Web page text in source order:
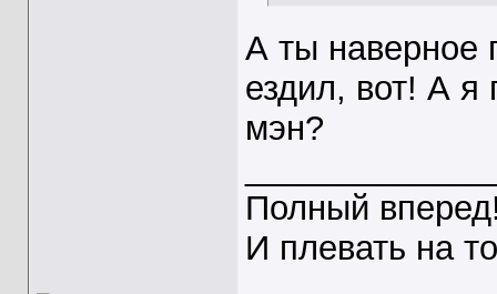
А ты наверное
ездил, вот! А я
мэн?
Полный
И плевать на